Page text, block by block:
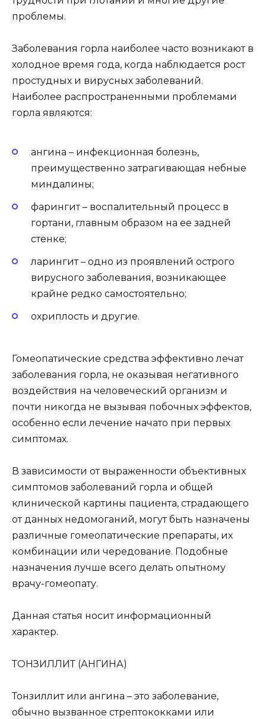
проблемы.
Заболевания горла наиболее часто возникают в
холодное время года, когда наблюдается рост
простудных и вирусных заболеваний.
Наиболее распространенными проблемами
горла являются:
ангина – инфекционная болезнь,
преимущественно затрагивающая небные
миндалины;
фарингит – воспалительный процесс в
гортани, главным образом на ее задней
стенке;
ларингит – одно из проявлений острого
вирусного заболевания, возникающее
крайне редко самостоятельно;
охриплость и другие.
Гомеопатические средства эффективно лечат
заболевания горла, не оказывая негативного
воздействия на человеческий организм и
почти никогда не вызывая побочных эффектов,
особенно если лечение начато при первых
симптомах.
В зависимости от выраженности объективных
симптомов заболеваний горла и общей
клинической картины пациента, страдающего
от данных недомоганий, могут быть назначены
различные гомеопатические препараты, их
комбинации или чередование. Подобные
назначения лучше всего делать опытному
врачу-гомеопату.
Данная статья носит информационный
характер.
ТОНЗИЛЛИТ (АНГИНА)
Тонзиллит или ангина – это заболевание,
обычно вызванное стрептококками или